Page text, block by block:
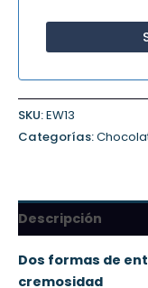
SKU:EW13
Categorías:
Descripción
Dos formas de
cremosidad